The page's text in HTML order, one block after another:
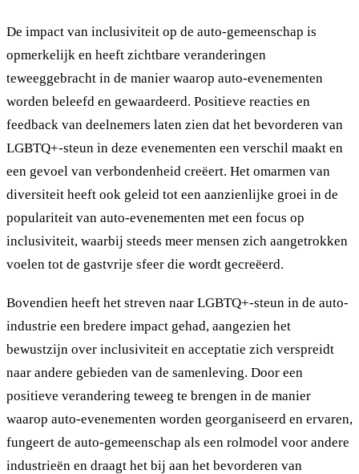
De impact van inclusiviteit op de auto-gemeenschap is
opmerkelijk en heeft zichtbare veranderingen
teweeggebracht in de manier waarop auto-evenementen
worden beleefd en gewaardeerd. Positieve reacties en
feedback van deelnemers laten zien dat het bevorderen van
LGBTQ+-steun in deze evenementen een verschil maakt en
een gevoel van verbondenheid creëert. Het omarmen van
diversiteit heeft ook geleid tot een aanzienlijke groei in de
populariteit van auto-evenementen met een focus op
inclusiviteit, waarbij steeds meer mensen zich aangetrokken
voelen tot de gastvrije sfeer die wordt gecreëerd.
Bovendien heeft het streven naar LGBTQ+-steun in de auto-
industrie een bredere impact gehad, aangezien het
bewustzijn over inclusiviteit en acceptatie zich verspreidt
naar andere gebieden van de samenleving. Door een
positieve verandering teweeg te brengen in de manier
waarop auto-evenementen worden georganiseerd en ervaren,
fungeert de auto-gemeenschap als een rolmodel voor andere
industrieën en draagt het bij aan het bevorderen van